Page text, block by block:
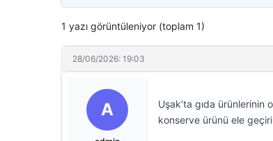
1 yazı görüntüleniyor (toplam 1)
28/06/2026: 19:03
A
Uşak’ta gıda
konserve ürünü ele